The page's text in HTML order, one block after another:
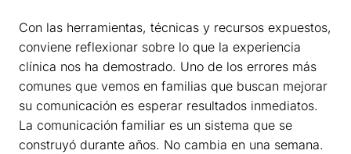
Con las herramientas, técnicas y recursos expuestos,
conviene reflexionar sobre lo que la experiencia
clínica nos ha demostrado. Uno de los errores más
comunes que vemos en familias que buscan mejorar
su comunicación es esperar resultados inmediatos.
La comunicación familiar es un sistema que se
construyó durante años. No cambia en una semana.